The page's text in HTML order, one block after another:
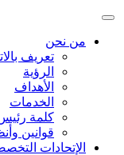
من نحن
تعريف
الرؤية
الأهداف
الخدمات
كلمة رئيس
قوانين
الإتحادات